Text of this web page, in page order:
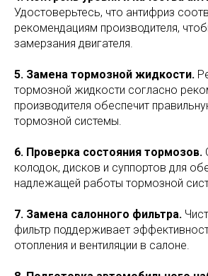
Удостоверьтесь, что антифриз
рекомендациям производителя,
замерзания двигателя.
5. Замена тормозной жидкости.
тормозной жидкости согласно
производителя обеспечит
тормозной системы.
6. Проверка состояния тормозов.
колодок, дисков и суппортов для
надлежащей работы тормозной
7. Замена салонного фильтра.
фильтр поддерживает
отопления и вентиляции в салоне.